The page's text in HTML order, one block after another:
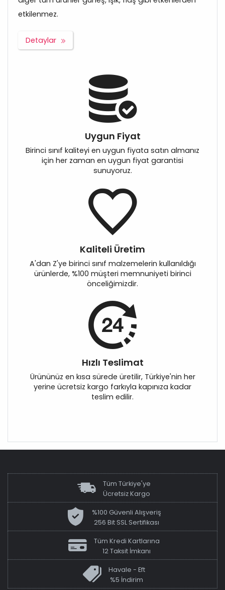
etkilenmez.
Detaylar
Uygun Fiyat
Birinci sınıf kaliteyi en uygun fiyata satın almanız
için her zaman en uygun fiyat garantisi
sunuyoruz.
Kaliteli Üretim
A'dan Z'ye birinci sınıf malzemelerin kullanıldığı
ürünlerde, %100 müşteri memnuniyeti birinci
önceliğimizdir.
Hızlı Teslimat
Ürününüz en kısa sürede üretilir, Türkiye'nin her
yerine ücretsiz kargo farkıyla kapınıza kadar
teslim edilir.
Tüm Türkiye'ye
Ücretsiz Kargo
%100 Güvenli Alışveriş
256 Bit SSL Sertifikası
Tüm Kredi Kartlarına
12 Taksit İmkanı
Havale - Eft
%5 İndirim